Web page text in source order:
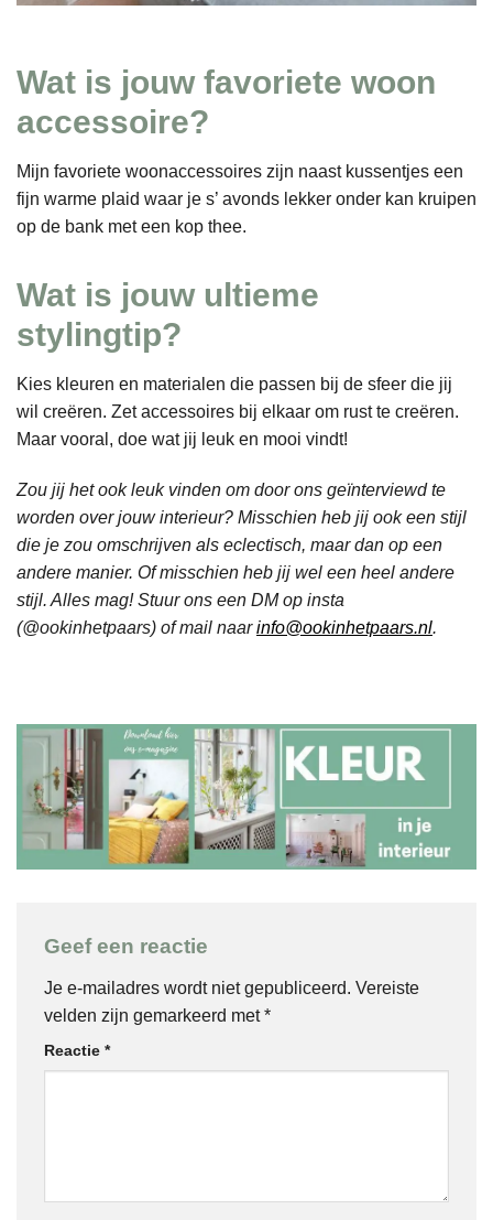
Wat is jouw favoriete woon
accessoire?
Mijn favoriete woonaccessoires zijn naast kussentjes een
fijn warme plaid waar je s’ avonds lekker onder kan kruipen
op de bank met een kop thee.
Wat is jouw ultieme
stylingtip?
Kies kleuren en materialen die passen bij de sfeer die jij
wil creëren. Zet accessoires bij elkaar om rust te creëren.
Maar vooral, doe wat jij leuk en mooi vindt!
Zou jij het ook leuk vinden om door ons geïnterviewd te
worden over jouw interieur? Misschien heb jij ook een stijl
die je zou omschrijven als eclectisch, maar dan op een
andere manier. Of misschien heb jij wel een heel andere
stijl. Alles mag! Stuur ons een DM op insta
(@ookinhetpaars) of mail naarinfo@ookinhetpaars.nl.
Geef een reactie
Je e-mailadres wordt niet gepubliceerd. Vereiste
velden zijn gemarkeerd met*
Reactie *